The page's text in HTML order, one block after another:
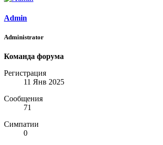
Admin
Administrator
Команда форума
Регистрация
11 Янв 2025
Сообщения
71
Симпатии
0